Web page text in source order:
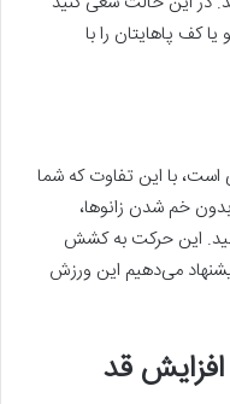
کف پاهایتان را با
با این تفاوت که شما
خم شدن زانوها،
این حرکت به کشش
می‌دهیم این ورزش
قد